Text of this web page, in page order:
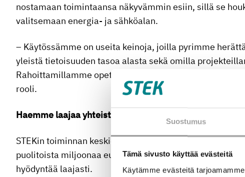
Suostumus
Tämä sivusto käyttää evästeitä
Käytämme evästeitä
nostamaan toimintaansa näkyvämmin esiin, sillä se
valitsemaan energia- ja sähköalan.
– Käytössämme on useita keinoja, joilla pyrimme
yleistä tietoisuuden tasoa alasta sekä omilla
Rahoittamillamme opetuksen kehittämisellä ja
rooli.
Haemme laajaa yhteistyötä ja uusia toimijoita
STEKin toiminnan keskiössä on sähköalan projektien ja
puolitoista miljoonaa euroa vuodessa. Se kohdistuu
hyödyntää laajasti.